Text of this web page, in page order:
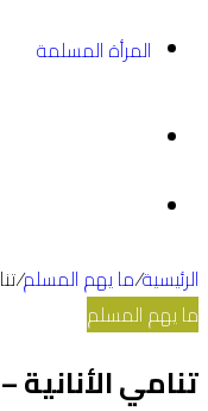
المرأة المسلمة
عشوائيالرئيسية/ما يهم المسلم/
ما يهم المسلم
تنامي الأنانية